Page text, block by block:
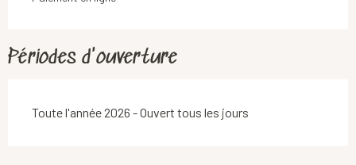
Périodes d'ouverture
Toute l'année 2026 - Ouvert tous les jours